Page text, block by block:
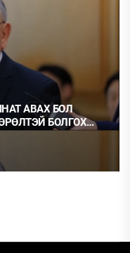
БОЛ
БОЛГОХ
НЬ